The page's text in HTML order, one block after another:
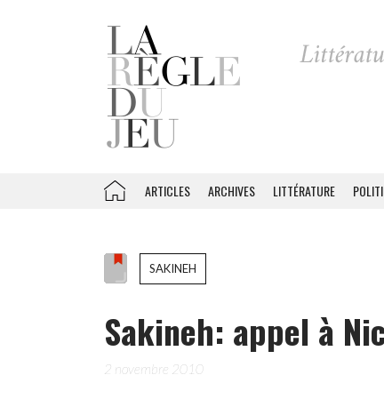
ARTICLES ARCHIVES LITTÉRATURE
SAKINEH
Sakineh: appel à
2 novembre 2010